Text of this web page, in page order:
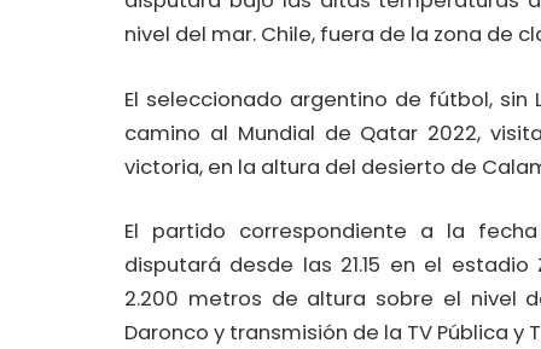
nivel del mar. Chile, fuera de la zona de
El seleccionado argentino de fútbol,
camino al Mundial de Qatar 2022,
victoria, en la altura del desierto de
El partido correspondiente a la
disputará desde las 21.15 en el
2.200 metros de altura sobre el nivel
Daronco y transmisión de la TV Pública y